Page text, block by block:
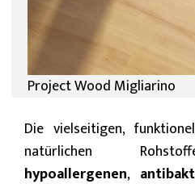
Project Wood Migliarino
Die vielseitigen,
natürlichen
hypoallergenen,